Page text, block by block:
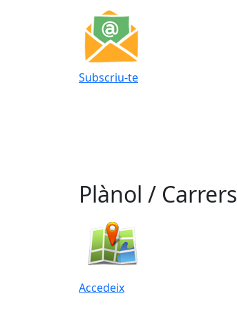
Subscriu-te
Plànol / Carrers
Accedeix